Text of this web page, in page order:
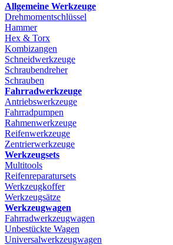
Allgemeine Werkzeuge
Drehmomentschlüssel
Hammer
Hex & Torx
Kombizangen
Schneidwerkzeuge
Schraubendreher
Schrauben
Fahrradwerkzeuge
Antriebswerkzeuge
Fahrradpumpen
Rahmenwerkzeuge
Reifenwerkzeuge
Zentrierwerkzeuge
Werkzeugsets
Multitools
Reifenreparatursets
Werkzeugkoffer
Werkzeugsätze
Werkzeugwagen
Fahrradwerkzeugwagen
Unbestückte Wagen
Universalwerkzeugwagen